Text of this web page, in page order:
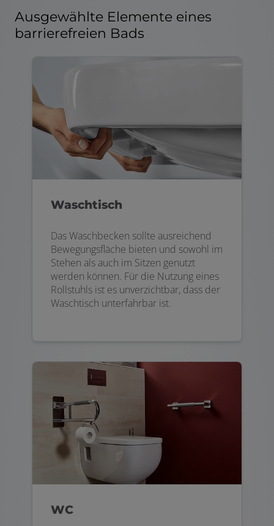
Ausgewählte Elemente eines
barrierefreien Bads
Waschtisch
Das Waschbecken sollte ausreichend
Bewegungsfläche bieten und sowohl im
Stehen als auch im Sitzen genutzt
werden können. Für die Nutzung eines
Rollstuhls ist es unverzichtbar, dass der
Waschtisch unterfahrbar ist.
WC